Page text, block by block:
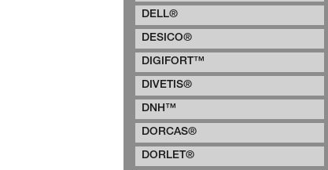
DELL®
DESICO®
DIGIFORT™
DIVETIS®
DNH™
DORCAS®
DORLET®